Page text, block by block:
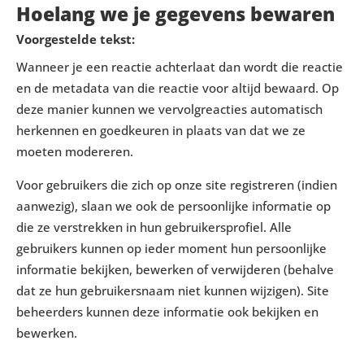
Hoelang we je gegevens bewaren
Voorgestelde tekst:
Wanneer je een reactie achterlaat dan wordt die reactie
en de metadata van die reactie voor altijd bewaard. Op
deze manier kunnen we vervolgreacties automatisch
herkennen en goedkeuren in plaats van dat we ze
moeten modereren.
Voor gebruikers die zich op onze site registreren (indien
aanwezig), slaan we ook de persoonlijke informatie op
die ze verstrekken in hun gebruikersprofiel. Alle
gebruikers kunnen op ieder moment hun persoonlijke
informatie bekijken, bewerken of verwijderen (behalve
dat ze hun gebruikersnaam niet kunnen wijzigen). Site
beheerders kunnen deze informatie ook bekijken en
bewerken.